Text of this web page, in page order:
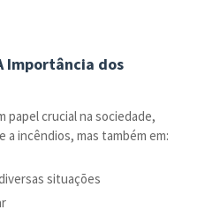
Importância dos
papel crucial na sociedade,
a incêndios, mas também em:
situações